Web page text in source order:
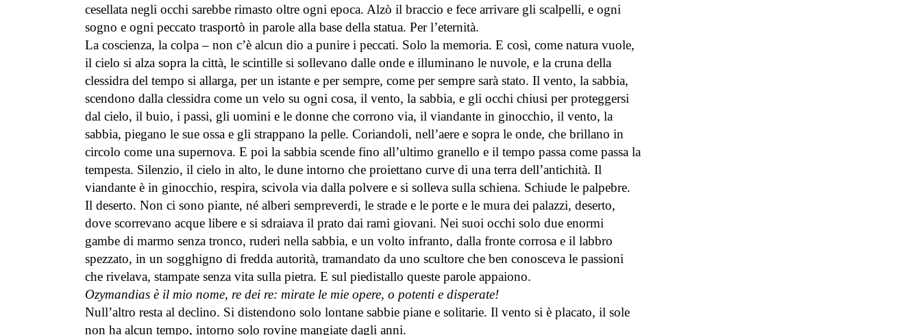
cesellata negli occhi sarebbe rimasto oltre ogni epoca. Alzò il braccio e fece arrivare gli scalpelli, e ogni
sogno e ogni peccato trasportò in parole alla base della statua. Per l’eternità.
La coscienza, la colpa – non c’è alcun dio a punire i peccati. Solo la memoria. E così, come natura vuole,
il cielo si alza sopra la città, le scintille si sollevano dalle onde e illuminano le nuvole, e la cruna della
clessidra del tempo si allarga, per un istante e per sempre, come per sempre sarà stato. Il vento, la sabbia,
scendono dalla clessidra come un velo su ogni cosa, il vento, la sabbia, e gli occhi chiusi per proteggersi
dal cielo, il buio, i passi, gli uomini e le donne che corrono via, il viandante in ginocchio, il vento, la
sabbia, piegano le sue ossa e gli strappano la pelle. Coriandoli, nell’aere e sopra le onde, che brillano in
circolo come una supernova. E poi la sabbia scende fino all’ultimo granello e il tempo passa come passa la
tempesta. Silenzio, il cielo in alto, le dune intorno che proiettano curve di una terra dell’antichità. Il
viandante è in ginocchio, respira, scivola via dalla polvere e si solleva sulla schiena. Schiude le palpebre.
Il deserto. Non ci sono piante, né alberi sempreverdi, le strade e le porte e le mura dei palazzi, deserto,
dove scorrevano acque libere e si sdraiava il prato dai rami giovani. Nei suoi occhi solo due enormi
gambe di marmo senza tronco, ruderi nella sabbia, e un volto infranto, dalla fronte corrosa e il labbro
spezzato, in un sogghigno di fredda autorità, tramandato da uno scultore che ben conosceva le passioni
che rivelava, stampate senza vita sulla pietra. E sul piedistallo queste parole appaiono.
Ozymandias è il mio nome, re dei re: mirate le mie opere, o potenti e disperate!
Null’altro resta al declino. Si distendono solo lontane sabbie piane e solitarie. Il vento si è placato, il sole
non ha alcun tempo, intorno solo rovine mangiate dagli anni.